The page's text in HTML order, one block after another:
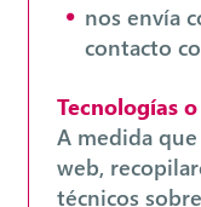
nos envía
contacto
Tecnologías
A medida
web,
técnicos